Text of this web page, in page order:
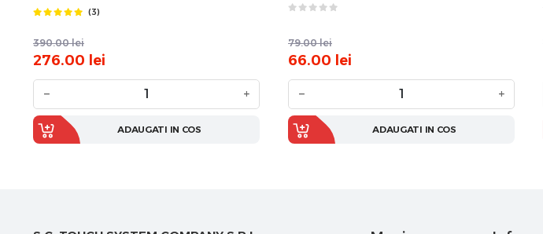
(3)
390.00 lei
276.00 lei
− +
ADAUGATI IN COS
79.00 lei
66.00 lei
− +
ADAUGATI IN COS